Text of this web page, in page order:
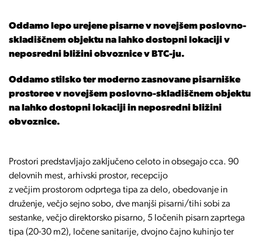
Oddamo lepo urejene pisarne v novejšem poslovno-
skladiščnem objektu na lahko dostopni lokaciji v
neposredni bližini obvoznice v BTC-ju.
Oddamo stilsko ter moderno zasnovane pisarniške
prostoree v novejšem poslovno-skladiščnem objektu
na lahko dostopni lokaciji in neposredni bližini
obvoznice.
Prostori predstavljajo zaključeno celoto in obsegajo cca. 90
delovnih mest, arhivski prostor, recepcijo
z večjim prostorom odprtega tipa za delo, obedovanje in
druženje, večjo sejno sobo, dve manjši pisarni/tihi sobi za
sestanke, večjo direktorsko pisarno, 5 ločenih pisarn zaprtega
tipa (20-30 m2), ločene sanitarije, dvojno čajno kuhinjo ter